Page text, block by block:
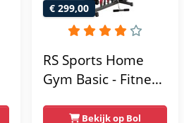
€ 299,00
RS Sports Home
Gym Basic - Fitness
Bekijk op Bol